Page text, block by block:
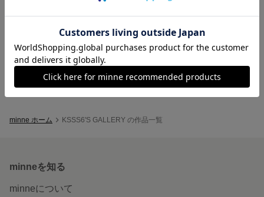
ハンドメイドピアス
展示中
ハンドメイドピアス
展示中
minne ホーム KSSS6'S GALLERY の作品一覧
minneを知る
minneについて